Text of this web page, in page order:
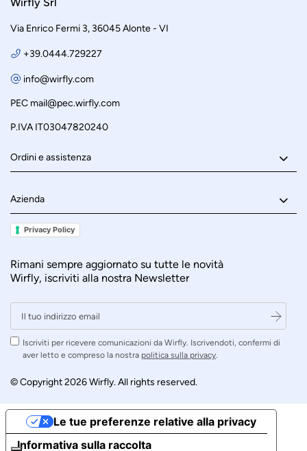
Via Enrico Fermi 3, 36045 Alonte - VI
+39.0444.729227
info@wirfly.com
PEC mail@pec.wirfly.com
P.IVA IT03047820240
Ordini e assistenza
Azienda
Privacy Policy
Rimani sempre aggiornato su tutte le novità
Wirfly, iscriviti alla nostra Newsletter
Iscriviti per ricevere comunicazioni da Wirfly. Iscrivendoti, confermi di
aver letto e compreso la nostra politica sulla privacy.
© Copyright 2026 Wirfly. All rights reserved.
Informativa sulla raccolta
Le tue preferenze relative alla privacy